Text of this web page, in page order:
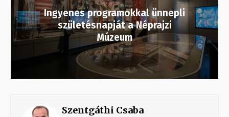
Ingyenes programokkal ünnepli
születésnapját a Néprajzi
Múzeum
Szentgáthi Csaba